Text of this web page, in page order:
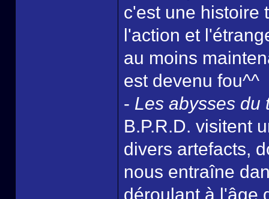
c'est une histoire
l'action et
au moins
est devenu fou^^
- Les abysses du
B.P.R.D. visitent
divers artefacts,
nous entraîne
déroulant à l'âge